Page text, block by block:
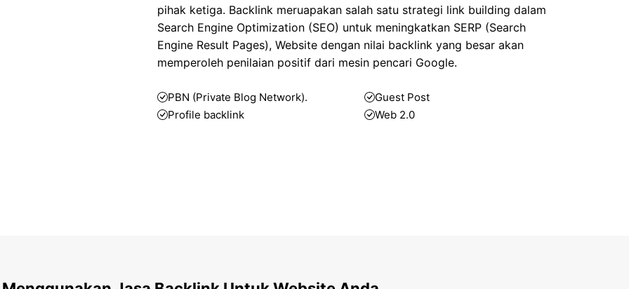
pihak ketiga. Backlink meruapakan salah satu strategi link building dalam
Search Engine Optimization (SEO) untuk meningkatkan SERP (Search
Engine Result Pages), Website dengan nilai backlink yang besar akan
memperoleh penilaian positif dari mesin pencari Google.
PBN (Private Blog Network).
Guest Post
Profile backlink
Web 2.0